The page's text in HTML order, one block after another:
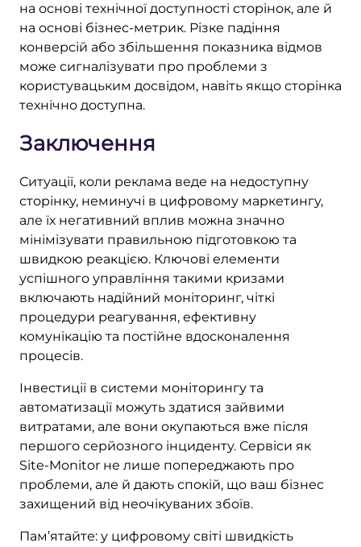
на основі технічної доступності сторінок, але й
на основі бізнес-метрик. Різке падіння
конверсій або збільшення показника відмов
може сигналізувати про проблеми з
користувацьким досвідом, навіть якщо сторінка
технічно доступна.
Заключення
Ситуації, коли реклама веде на недоступну
сторінку, неминучі в цифровому маркетингу,
але їх негативний вплив можна значно
мінімізувати правильною підготовкою та
швидкою реакцією. Ключові елементи
успішного управління такими кризами
включають надійний моніторинг, чіткі
процедури реагування, ефективну
комунікацію та постійне вдосконалення
процесів.
Інвестиції в системи моніторингу та
автоматизації можуть здатися зайвими
витратами, але вони окупаються вже після
першого серйозного інциденту. Сервіси як
Site-Monitor не лише попереджають про
проблеми, але й дають спокій, що ваш бізнес
захищений від неочікуваних збоїв.
Пам’ятайте: у цифровому світі швидкість